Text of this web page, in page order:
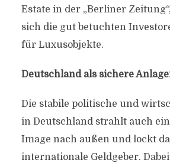
Estate in der „Berliner
sich die gut betuchten
für Luxusobjekte.
Deutschland als sichere
Die stabile politische und
in Deutschland strahlt auch
Image nach außen und lockt
internationale Geldgeber.